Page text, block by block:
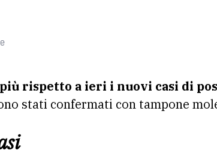
rispetto a ieri i nuovi casi di
stati confermati con tampone